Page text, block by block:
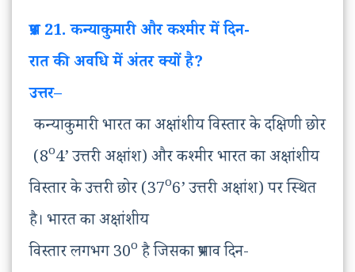
प्रश्न21. कन्याकुमारीऔरकश्मीरमेंदिन-
रातकीअवधिमेंअंतरक्योंहै?
उत्तर–
कन्याकुमारी भारत का अक्षांशीय विस्तार के दक्षिणी छोर
(8o4’ उत्तरी अक्षांश) और कश्मीर भारत का अक्षांशीय
विस्तार के उत्तरी छोर (37o6’ उत्तरी अक्षांश) पर स्थित
है। भारत का अक्षांशीय
विस्तार लगभग 30o है जिसका प्रभाव दिन-